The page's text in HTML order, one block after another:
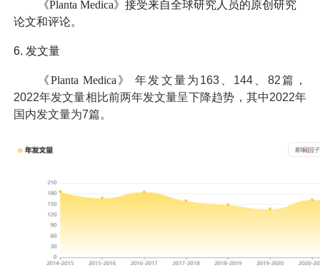
《Planta Medica》接受来自全球研究人员的原创研究
论文和评论。
6. 发文量
《Planta Medica》
年发文量为163、144、82篇，
2022年发文量相比前两年发文量呈下降趋势，其中2022年
国内发文量为7篇。